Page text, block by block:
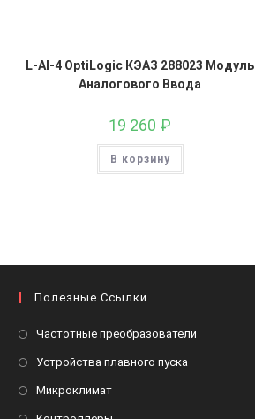
L-AI-4 OptiLogic КЭАЗ 288023 Модуль
Аналогового Ввода
19 260 ₽
В корзину
Полезные Ссылки
Частотные преобразователи
Устройства плавного пуска
МикроклиматОткроется